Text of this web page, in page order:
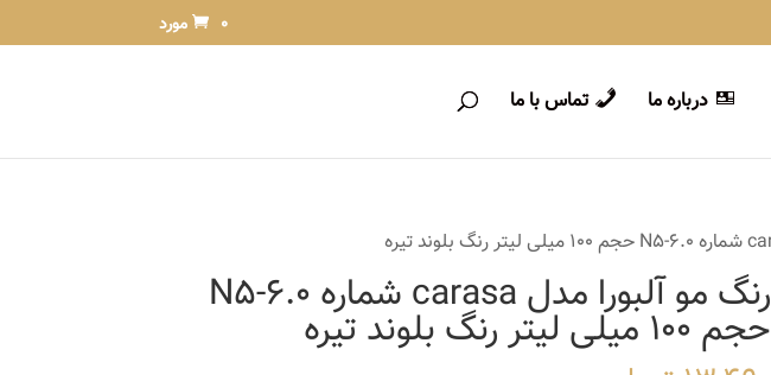
0 مورد
درباره ما تماس با ما
رنگ مو آلبورا مدل carasa شماره N5-6.0
حجم 100 میلی لیتر رنگ بلوند تیره